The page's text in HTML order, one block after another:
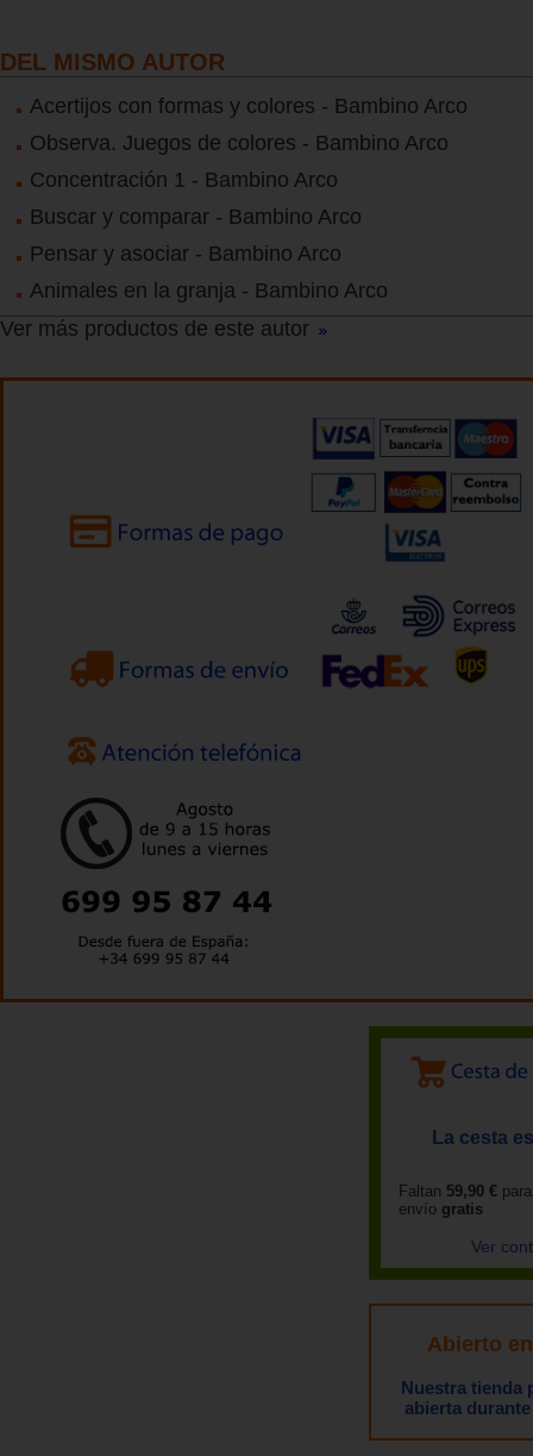
DEL MISMO AUTOR
Acertijos con formas y colores - Bambino Arco
Observa. Juegos de colores - Bambino Arco
Concentración 1 - Bambino Arco
Buscar y comparar - Bambino Arco
Pensar y asociar - Bambino Arco
Animales en la granja - Bambino Arco
Ver más productos de este autor
La cesta
Faltan 59,90 €
envío gratis
Ver
Abierto
Nuestra tienda
abierta